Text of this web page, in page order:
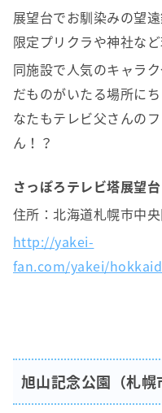
展望台でお馴染みの望
限定プリクラや神社な
同施設で人気のキャラ
だものがいたる場所に
なたもテレビ父さんの
ん！？
さっぽろテレビ塔展望台
住所：北海道札幌市中
http://yakei-
fan.com/yakei/
旭山記念公園（札幌